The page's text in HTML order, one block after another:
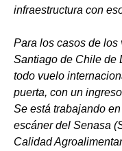
infraestructura con
Para los casos de
Santiago de Chile de
todo vuelo
puerta, con un
Se está trabajando
escáner del Senasa
Calidad